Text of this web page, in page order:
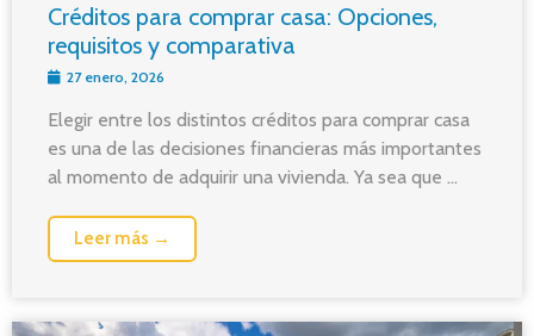
Créditos para comprar casa: Opciones,
requisitos y comparativa
27 enero, 2026
Elegir entre los distintos créditos para comprar casa
es una de las decisiones financieras más importantes
al momento de adquirir una vivienda. Ya sea que ...
Leer más →